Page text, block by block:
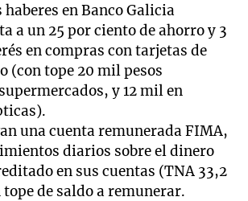
haberes en Banco Galicia
a un 25 por ciento de ahorro y 3
en compras con tarjetas de
(con tope 20 mil pesos
y 12 mil en
una cuenta remunerada FIMA,
diarios sobre el dinero
en sus cuentas (TNA 33,2
de saldo a remunerar.